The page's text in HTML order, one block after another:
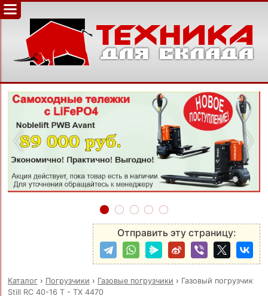
‹ ›
Отправить эту страницу:
Каталог› Погрузчики › Газовые погрузчики › Газовый погрузчик
Still RC 40-16 T - TX 4470